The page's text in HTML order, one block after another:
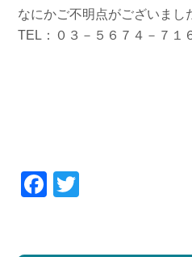
なにかご不明点がございま
TEL：０３－５６７４－７１
Facebook